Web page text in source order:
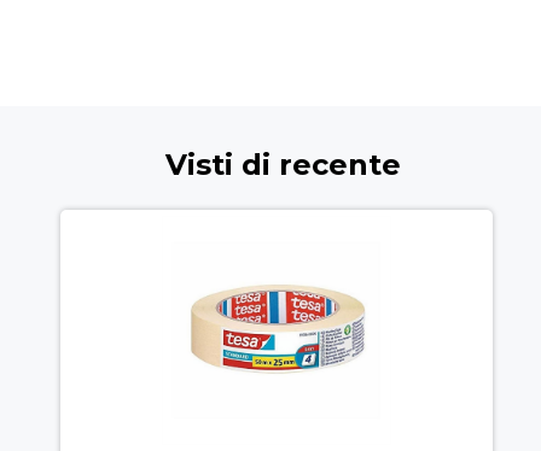
Visti di recente